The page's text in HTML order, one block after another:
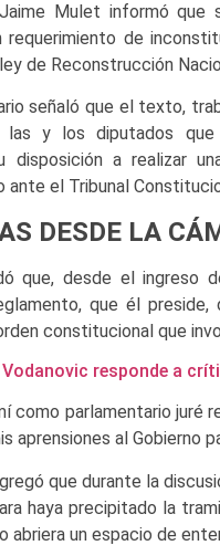
Mulet informó que
requerimiento de
de Reconstrucción
señaló que el texto,
y los diputados que
disposición a realizar
ante el Tribunal
DESDE LA
que, desde el ingreso
que él preside,
constitucional que
Vodanovic responde a
como parlamentario
aprensiones al Gobierno
que durante la
haya precipitado la
abriera un espacio de